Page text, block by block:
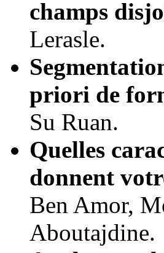
champs
Lerasle.
priori de
Su Ruan.
Quelles
donnent
Ben Amor,
Aboutajdine.